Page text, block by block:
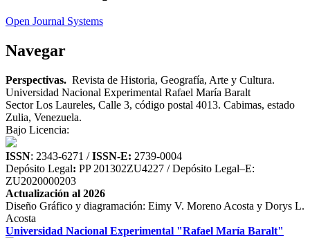
Open Journal Systems
Navegar
Perspectivas. Revista de Historia, Geografía, Arte y Cultura.
Universidad Nacional Experimental Rafael María Baralt
Sector Los Laureles, Calle 3, código postal 4013. Cabimas, estado
Zulia, Venezuela.
Bajo Licencia:
ISSN: 2343-6271 /ISSN-E: 2739-0004
Depósito Legal: PP 201302ZU4227 / Depósito Legal–E:
ZU2020000203
Actualización al 2026
Diseño Gráfico y diagramación: Eimy V. Moreno Acosta y Dorys L.
Acosta
Universidad Nacional Experimental "Rafael María Baralt"